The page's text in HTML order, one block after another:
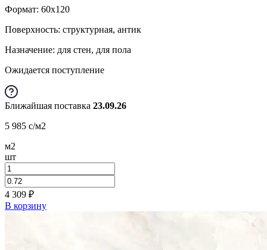
Формат: 60x120
Поверхность: структурная, антик
Назначение: для стен, для пола
Ожидается поступление
Ближайшая поставка 23.09.26
5 985 c/м2
м2
шт
4 309 ₽
В корзину